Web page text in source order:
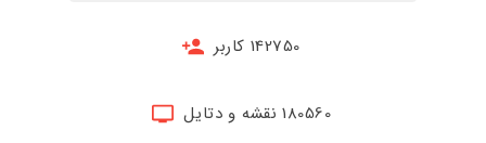
142750 کاربر
180560 نقشه و دتایل